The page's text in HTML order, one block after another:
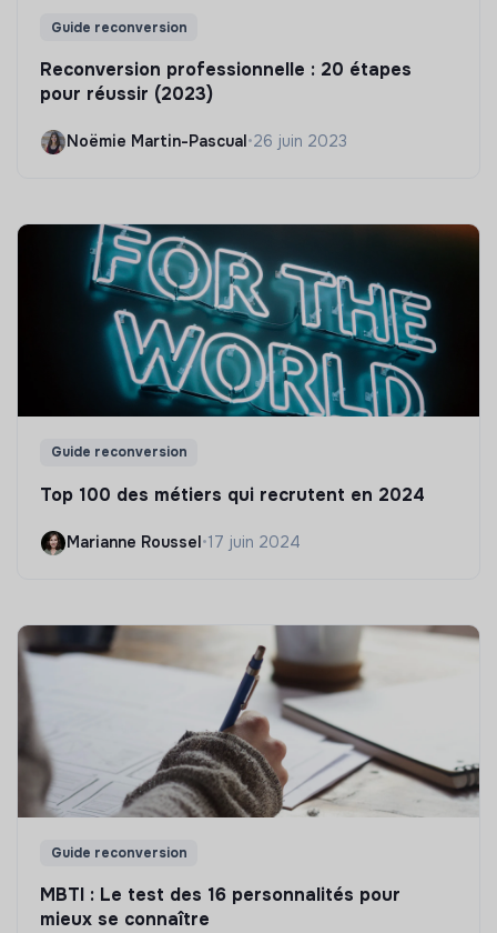
Guide reconversion
Reconversion professionnelle : 20 étapes
pour réussir (2023)
Noëmie Martin-Pascual •26 juin 2023
Guide reconversion
Top 100 des métiers qui recrutent en 2024
Marianne Roussel•17 juin 2024
Guide reconversion
MBTI : Le test des 16 personnalités pour
mieux se connaître